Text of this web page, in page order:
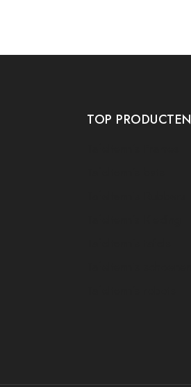
TOP PRODUCTEN